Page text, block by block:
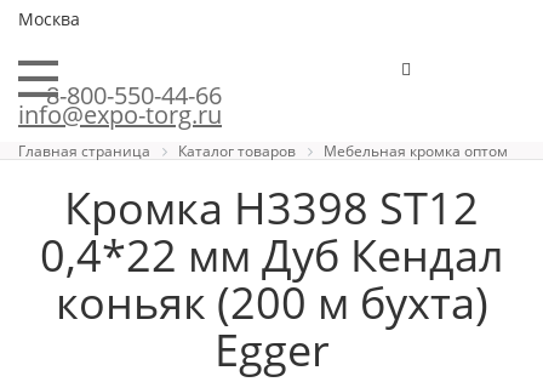
Москва
8-800-550-44-66
info@expo-torg.ru
Главная страница Каталог товаров Мебельная кромка оптом
Кромка H3398 ST12
0,4*22 мм Дуб Кендал
коньяк (200 м бухта)
Egger